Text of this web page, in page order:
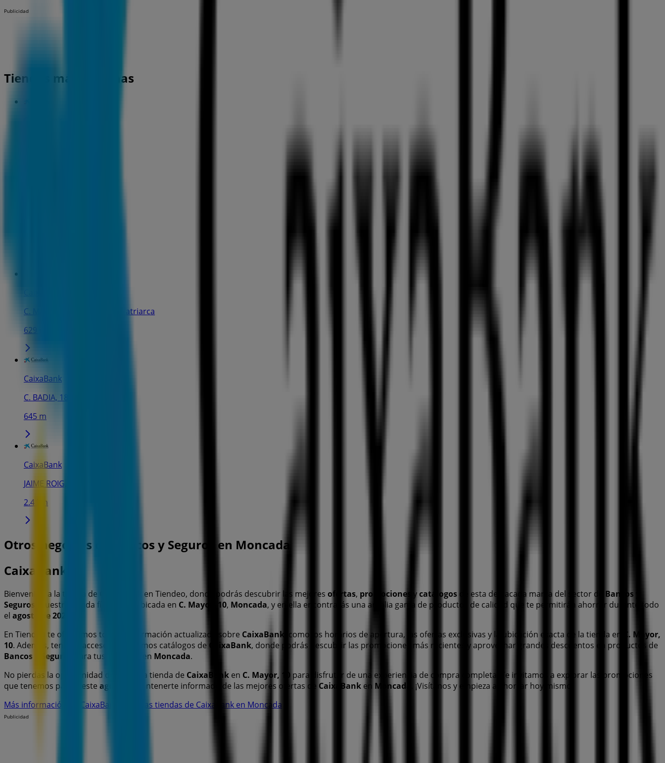
Publicidad
Tiendas más cercanas
C. MAYOR, 26 B, Alfara del Patriarca
629 m
CaixaBank
C. BADIA, 18, Moncada
645 m
CaixaBank
JAIME ROIG, 1, Rocafort
2.4 km
Otros negocios de Bancos y Seguros en Moncada
CaixaBank
Bienvenido a la tienda de en Tiendeo, donde podrás descubrir las mejores ofertas, promociones ycatálogos de esta destacada marca del sector de Bancos y
Seguros
. Nuestra tienda física está ubicada en C. Mayor, 10, Moncada, y en ella encontrarás una amplia gama de productos de calidad que te permitirán ahorrar durante todo
el agosto de 2026
En Tiendeo te ofrecemos toda la información actualizada sobre CaixaBank , como los horarios de apertura, las ofertas exclusivas y la ubicación exacta de la tienda en
C. Mayor,
10. Además, tendrás acceso a los últimos catálogos de CaixaBank, donde podrás descubrir las promociones más recientes y aprovechar grandes descuentos en productos de
Bancos y Seguros
para tus compras en Moncada.
No pierdas la oportunidad de visitar la tienda de CaixaBank en C. Mayor, 10 para disfrutar de una experiencia de compra completa. Te invitamos a explorar las promociones
que tenemos para ti este agosto y mantenerte informado de las mejores ofertas de CaixaBank en Moncada
. ¡Visítanos y empieza a ahorrar hoy mismo!
Más información de CaixaBank
Ver otras tiendas de CaixaBank en Moncada
Publicidad